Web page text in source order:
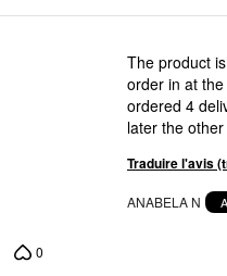
The product
order in at
ordered 4
later the
Traduire l'avis
ANABELA N
0